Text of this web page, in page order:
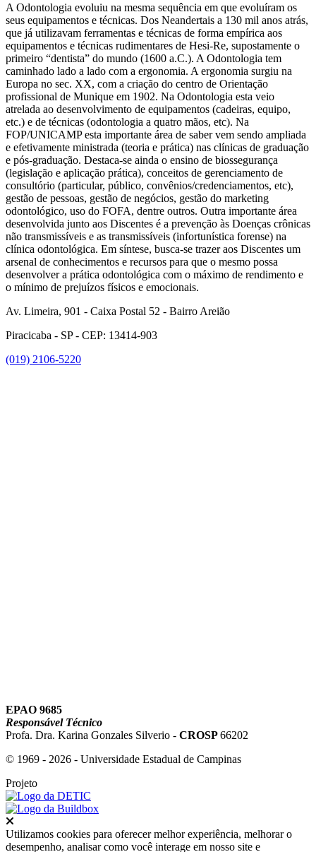
A Odontologia evoluiu na mesma sequência em que evoluíram os
seus equipamentos e técnicas. Dos Neandertais a 130 mil anos atrás,
que já utilizavam ferramentas e técnicas de forma empírica aos
equipamentos e técnicas rudimentares de Hesi-Re, supostamente o
primeiro “dentista” do mundo (1600 a.C.). A Odontologia tem
caminhado lado a lado com a ergonomia. A ergonomia surgiu na
Europa no sec. XX, com a criação do centro de Orientação
profissional de Munique em 1902. Na Odontologia esta veio
atrelada ao desenvolvimento de equipamentos (cadeiras, equipo,
etc.) e de técnicas (odontologia a quatro mãos, etc). Na
FOP/UNICAMP esta importante área de saber vem sendo ampliada
e efetivamente ministrada (teoria e prática) nas clínicas de graduação
e pós-graduação. Destaca-se ainda o ensino de biossegurança
(legislação e aplicação prática), conceitos de gerenciamento de
consultório (particular, público, convênios/credenciamentos, etc),
gestão de pessoas, gestão de negócios, gestão do marketing
odontológico, uso do FOFA, dentre outros. Outra importante área
desenvolvida junto aos Discentes é a prevenção às Doenças crônicas
não transmissíveis e as transmissíveis (infortunística forense) na
clínica odontológica. Em síntese, busca-se trazer aos Discentes um
arsenal de conhecimentos e recursos para que o mesmo possa
desenvolver a prática odontológica com o máximo de rendimento e
o mínimo de prejuízos físicos e emocionais.
Av. Limeira, 901 - Caixa Postal 52 - Bairro Areião
Piracicaba - SP - CEP: 13414-903
(019) 2106-5220
EPAO 9685
Responsável Técnico
Profa. Dra. Karina Gonzales Silverio - CROSP66202
© 1969 - 2026 - Universidade Estadual de Campinas
Projeto
Utilizamos cookies para oferecer melhor experiência, melhorar o
desempenho, analisar como você interage em nosso site e